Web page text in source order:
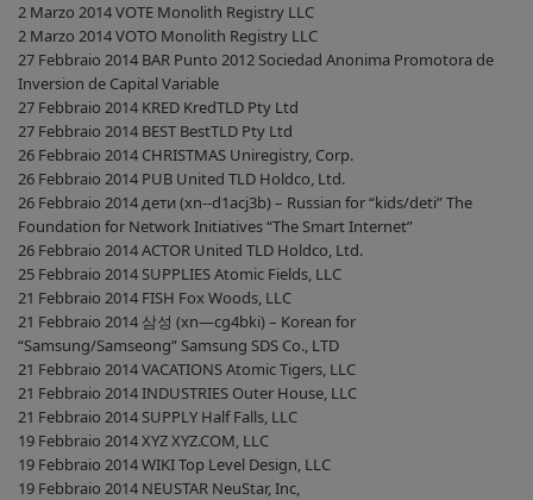
2 Marzo 2014 VOTE Monolith Registry LLC
2 Marzo 2014 VOTO Monolith Registry LLC
27 Febbraio 2014 BAR Punto 2012 Sociedad Anonima Promotora de
Inversion de Capital Variable
27 Febbraio 2014 KRED KredTLD Pty Ltd
27 Febbraio 2014 BEST BestTLD Pty Ltd
26 Febbraio 2014 CHRISTMAS Uniregistry, Corp.
26 Febbraio 2014 PUB United TLD Holdco, Ltd.
26 Febbraio 2014 дети (xn--d1acj3b) – Russian for “kids/deti” The
Foundation for Network Initiatives “The Smart Internet”
26 Febbraio 2014 ACTOR United TLD Holdco, Ltd.
25 Febbraio 2014 SUPPLIES Atomic Fields, LLC
21 Febbraio 2014 FISH Fox Woods, LLC
21 Febbraio 2014 삼성 (xn―cg4bki) – Korean for
“Samsung/Samseong” Samsung SDS Co., LTD
21 Febbraio 2014 VACATIONS Atomic Tigers, LLC
21 Febbraio 2014 INDUSTRIES Outer House, LLC
21 Febbraio 2014 SUPPLY Half Falls, LLC
19 Febbraio 2014 XYZ XYZ.COM, LLC
19 Febbraio 2014 WIKI Top Level Design, LLC
19 Febbraio 2014 NEUSTAR NeuStar, Inc,